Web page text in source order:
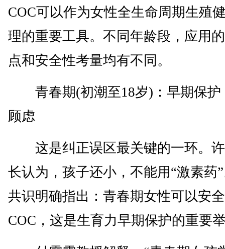
COC可以作为女性全生命周期生殖
理的重要工具。不同年龄段，应用
点和安全性考量均有不同。
青春期(初潮至18岁)：早期保护
顾虑
这是纠正误区最关键的一环。
长认为，孩子还小，不能用“激素药
共识明确指出：青春期女性可以安
COC，这是生育力早期保护的重要